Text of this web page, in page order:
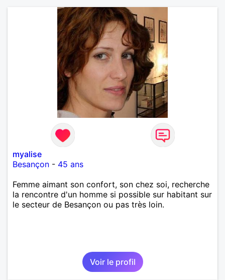
ne fume pas.
myalise
Besançon - 45 ans
Femme aimant son confort, son chez soi, recherche
la rencontre d'un homme si possible sur habitant sur
le secteur de Besançon ou pas très loin.
Voir le profil